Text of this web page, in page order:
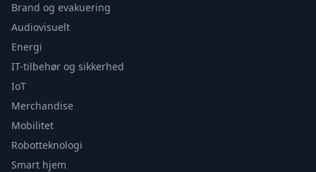
Brand og evakuering
Audiovisuelt
Energi
IT-tilbehør og sikkerhed
IoT
Merchandise
Mobilitet
Robotteknologi
Smart hjem